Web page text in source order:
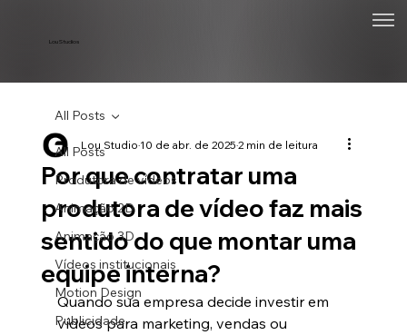
Lou Studios
All Posts
Produtora de vídeos
Animação 2D
Animação 3D
Vídeos institucionais
Motion Design
Publicidade
All Posts
Por que contratar uma
produtora de vídeo faz mais
sentido do que montar uma
equipe interna?
Lou Studio10 de abr. de 20252 min de leitura
Quando sua empresa decide investir em
vídeos para marketing, vendas ou